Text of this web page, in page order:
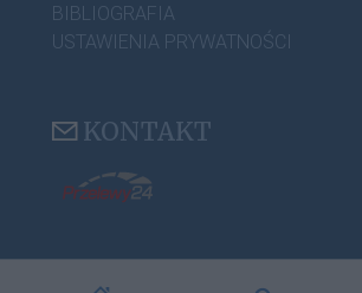
BIBLIOGRAFIA
USTAWIENIA PRYWATNOŚCI
KONTAKT